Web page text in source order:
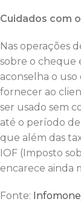
Cuidados com
Nas operações
sobre o cheque
aconselha o
fornecer ao
ser usado sem
até o período
que além das
IOF (Imposto
encarece ainda
Fonte: